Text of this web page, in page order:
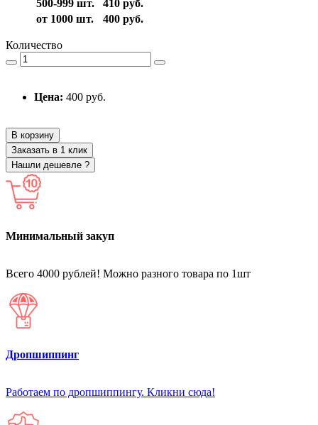
500-999 шт.
410 руб.
от 1000 шт.
400 руб.
Количество
Цена: 400 руб.
В корзину
Заказать в 1 клик
Нашли дешевле ?
Минимальный закуп
Всего 4000 рублей! Можно разного товара по 1шт
Дропшиппинг
Работаем по дропшиппингу. Кликни сюда!